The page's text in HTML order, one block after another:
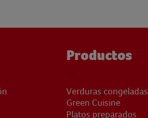
Productos
Verduras congeladas
Green Cuisine
Platos preparados